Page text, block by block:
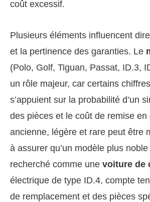
coût excessif.
Plusieurs éléments influencent
et la pertinence des garanties. Le
(Polo, Golf, Tiguan, Passat, ID.3,
un rôle majeur, car certains
s’appuient sur la probabilité d’un
des pièces et le coût de remise en
ancienne, légère et rare peut être
à assurer qu’un modèle plus
recherché comme une voiture de
électrique de type ID.4, compte
de remplacement et des pièces